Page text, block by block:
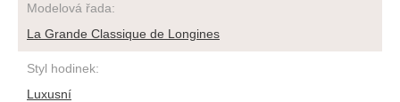
Modelová řada:
La Grande Classique de Longines
Styl hodinek:
Luxusní